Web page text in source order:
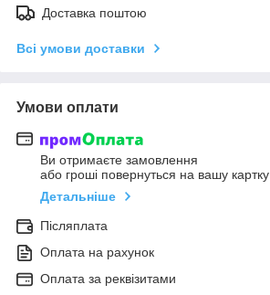
Доставка поштою
Всі умови доставки
Умови оплати
Ви отримаєте замовлення
або гроші повернуться на вашу картку
Детальніше
Післяплата
Оплата на рахунок
Оплата за реквізитами